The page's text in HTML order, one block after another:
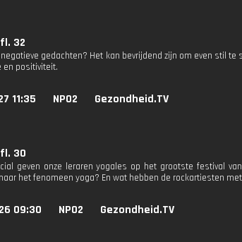
32
gedachten? Het kan bevrijdend zijn om even stil
en positiviteit.
11:35 NPO2 Gezondheid.TV
30
geven onze leraren yogales op het grootste festival
het fenomeen yoga? En wat hebben de rockartiesten
09:30 NPO2 Gezondheid.TV